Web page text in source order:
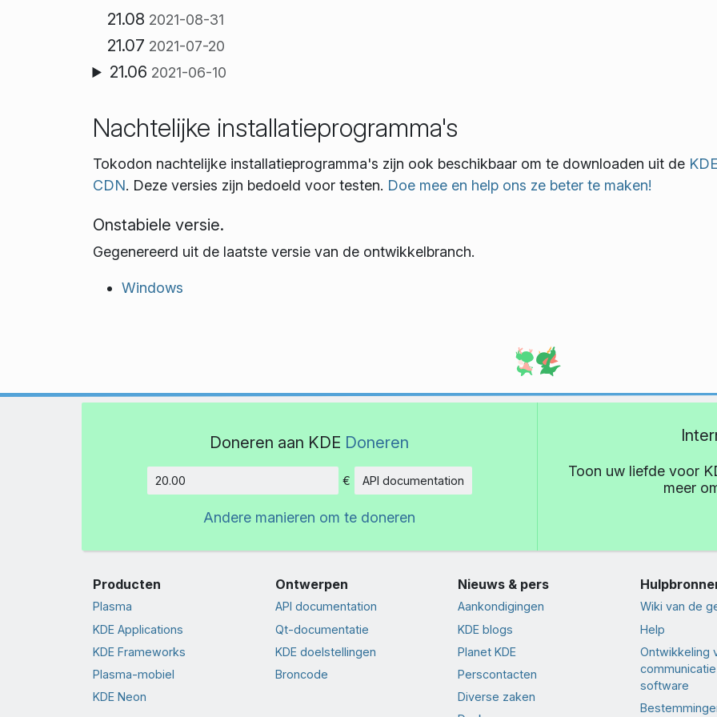
21.08 2021-08-31
21.07 2021-07-20
21.06 2021-06-10
Nachtelijke installatieprogramma's
Tokodon nachtelijke installatieprogramma's zijn ook beschikbaar om te downloaden uit de
CDN. Deze versies zijn bedoeld voor testen. Doe mee en help ons ze beter te maken!
Onstabiele versie.
Gegenereerd uit de laatste versie van de ontwikkelbranch.
Windows
Doneren aan KDE Doneren
Hoeveelheid
€ API documentation
Andere manieren om te doneren
Toon uw liefde voor
meer
Producten
Plasma
KDE Applications
KDE Frameworks
Plasma-mobiel
KDE Neon
Ontwerpen
API documentation
Qt-documentatie
KDE doelstellingen
Broncode
Nieuws & pers
Aankondigingen
KDE blogs
Planet KDE
Perscontacten
Diverse zaken
Wiki van de
Help
Ontwikkeling
software